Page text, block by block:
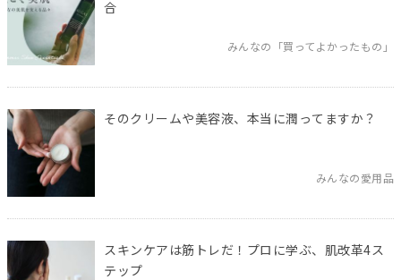
合
みんなの「買ってよかったもの」
そのクリームや美容液、本当に潤ってますか？
みんなの愛用品
スキンケアは筋トレだ！プロに学ぶ、肌改革4ス
テップ